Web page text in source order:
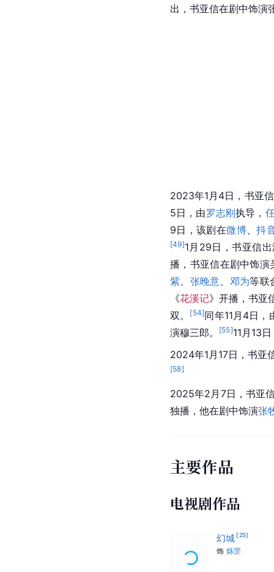
出，书亚信在剧中饰演
2023年1月4日，书亚
5日，由罗志刚执导，
9日，该剧在微博、抖
[49]1月29日，书亚信
播，书亚信在剧中饰演
紫、 张晚意、 邓为等联
《花溪记》开播，书亚
双。
[54]同年11月4日，
演穆三郎。
[55]11月13
2024年1月17日，书亚
[58]
2025年2月7日，书亚
独播，他在剧中饰演张
主要作品
电视剧作品
幻城 [25]
饰 烁罡